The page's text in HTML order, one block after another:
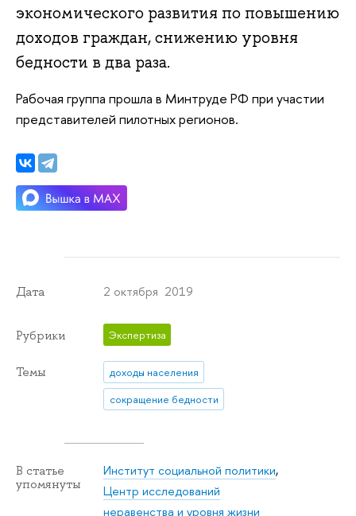
экономического развития по повышению
доходов граждан, снижению уровня
бедности в два раза.
Рабочая группа прошла в Минтруде РФ при участии
представителей пилотных регионов.
Дата 2 октября 2019
Рубрики Экспертиза
Темы
доходы населения
сокращение бедности
В статье
упомянуты
Институт социальной политики,
Центр исследований
неравенства и уровня жизни